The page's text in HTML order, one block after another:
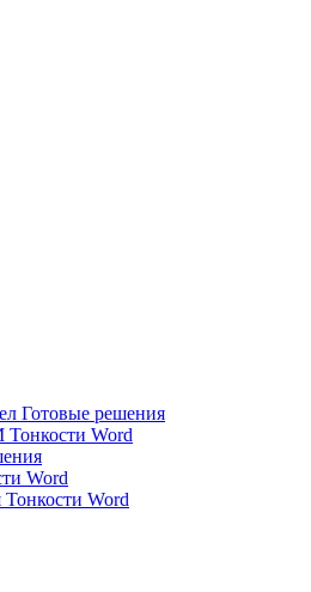
Готовые решения
Тонкости Word
Word
Тонкости Word